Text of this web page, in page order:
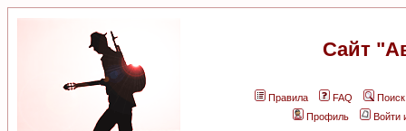
Сайт
Правила FAQ
Поиск
Профиль
Войти